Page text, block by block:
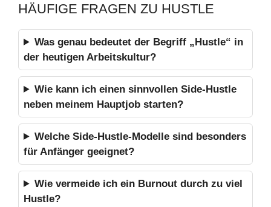
HÄUFIGE FRAGEN ZU HUSTLE
Was genau bedeutet der Begriff „Hustle“ in
der heutigen Arbeitskultur?
Wie kann ich einen sinnvollen Side-Hustle
neben meinem Hauptjob starten?
Welche Side-Hustle-Modelle sind besonders
für Anfänger geeignet?
Wie vermeide ich ein Burnout durch zu viel
Hustle?